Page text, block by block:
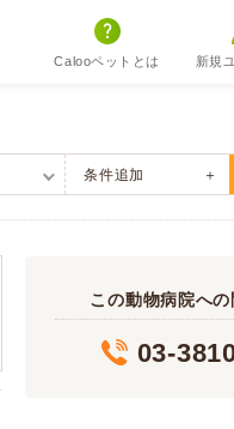
Calooペットとは 新規
条件追加
この動物病院へ
03-